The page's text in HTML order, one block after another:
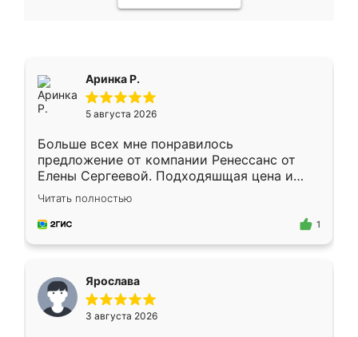
Аринка Р.
5 августа 2026
Больше всех мне понравилось
предложение от компании Ренессанс от
Елены Сергеевой. Подходяшщая цена и
короткие сроки изготовления. Приехавший
для замера сотрудник Владислав
предложил по моему эскизу самый
Читать полностью
1
Ярослава
3 августа 2026